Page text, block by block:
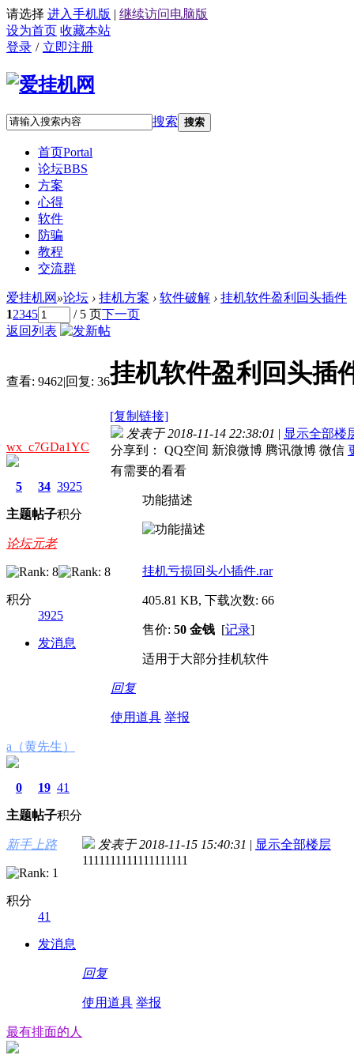
请选择 进入手机版 | 继续访问电脑版
设为首页 收藏本站
登录 / 立即注册
搜索 搜索
首页Portal
论坛BBS
方案
心得
软件
防骗
教程
交流群
爱挂机网 »论坛 › 挂机方案 › 软件破解 › 挂机软件盈利回头插件
12345 / 5 页下一页
返回列表
查看: 9462|回复: 36挂机软件盈利回头插
[复制链接]
wx_c7GDa1YC
5
主题
34
帖子
3925
积分
论坛元老
积分
3925
发消息
发表于 2018-11-14 22:38:01 | 显示全部楼
分享到：
QQ空间 新浪微博 腾讯微博 微信
有需要的看看
功能描述
挂机亏损回头小插件.rar
405.81 KB, 下载次数: 66
售价: 50 金钱 [记录]
适用于大部分挂机软件
回复
使用道具 举报
a（黄先生）
0
主题
19
帖子
41
积分
新手上路
积分
41
发消息
发表于 2018-11-15 15:40:31 | 显示全部楼层
1111111111111111111
回复
使用道具 举报
最有排面的人